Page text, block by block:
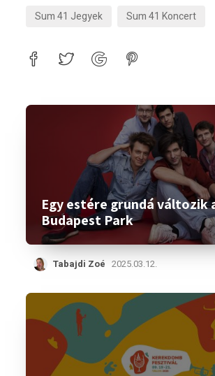
Sum 41 Jegyek
Sum 41 Koncert
Egy estére grundá változik
Budapest Park
Tabajdi Zoé 2025.03.12.